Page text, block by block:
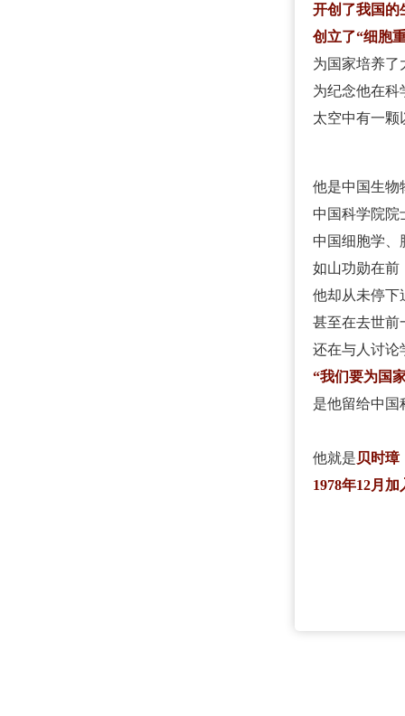
开创了我国的
创立了“细胞
为国家培养了
为纪念他在科
太空中有一颗
他是中国生物
中国科学院院
中国细胞学、
如山功勋在前
他却从未停下
甚至在去世前
还在与人讨论
“我们要为国
是他留给中国
他就是贝时璋
1978年12月